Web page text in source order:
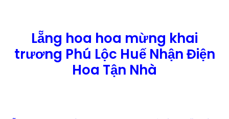
Lẵng hoa hoa mừng khai
trương Phú Lộc Huế Nhận Điện
Hoa Tận Nhà